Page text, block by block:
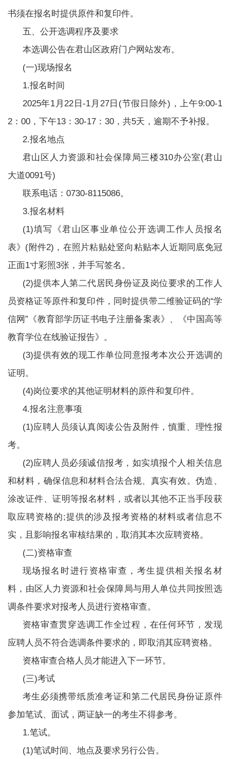
书须在报名时提供原件和复印件。
五、公开选调程序及要求
本选调公告在君山区政府门户网站发布。
(一)现场报名
1.报名时间
2025年1月22日-1月27日(节假日除外)，上午9:00-1
2：00，下午13：30-17：30，共5天，逾期不予补报。
2.报名地点
君山区人力资源和社会保障局三楼310办公室(君山
大道0091号)
联系电话：0730-8115086。
3.报名材料
(1)填写《君山区事业单位公开选调工作人员报名
表》(附件2)，在照片粘贴处竖向粘贴本人近期同底免冠
正面1寸彩照3张，并手写签名。
(2)提供本人第二代居民身份证及岗位要求的工作人
员资格证等原件和复印件，同时提供带二维验证码的“学
信网”《教育部学历证书电子注册备案表》、《中国高等
教育学位在线验证报告》。
(3)提供有效的现工作单位同意报考本次公开选调的
证明。
(4)岗位要求的其他证明材料的原件和复印件。
4.报名注意事项
(1)应聘人员须认真阅读公告及附件，慎重、理性报
考。
(2)应聘人员必须诚信报考，如实填报个人相关信息
和材料，确保信息和材料合法合规、真实有效。伪造、
涂改证件、证明等报名材料，或者以其他不正当手段获
取应聘资格的;提供的涉及报考资格的材料或者信息不
实，且影响报名审核结果的，取消其本次应聘资格。
(二)资格审查
现场报名时进行资格审查，考生提供相关报名材
料，由区人力资源和社会保障局与用人单位共同按照选
调条件要求对报考人员进行资格审查。
资格审查贯穿选调工作全过程，在任何环节，发现
应聘人员不符合选调条件要求的，即取消其应聘资格。
资格审查合格人员才能进入下一环节。
(三)考试
考生必须携带纸质准考证和第二代居民身份证原件
参加笔试、面试，两证缺一的考生不得参考。
1.笔试。
(1)笔试时间、地点及要求另行公告。